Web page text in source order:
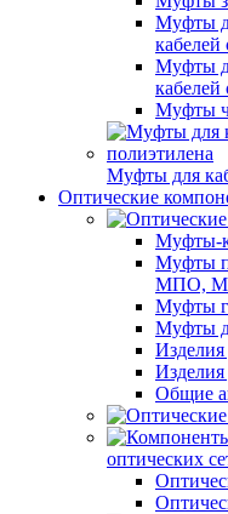
Муфты
кабелей
Муфты
Муфты
Муфты для
Оптические
Муфты-
Муфты
МПО,
Муфты
Муфты
Изделия
Общие
оптических